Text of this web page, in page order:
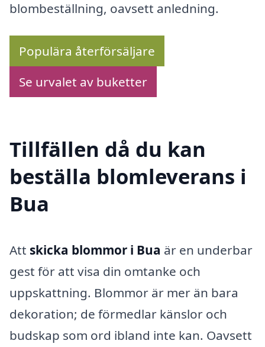
blombeställning, oavsett anledning.
Populära återförsäljare
Se urvalet av buketter
Tillfällen då du kan
beställa blomleverans i
Bua
Att skicka blommor i Bua är en underbar
gest för att visa din omtanke och
uppskattning. Blommor är mer än bara
dekoration; de förmedlar känslor och
budskap som ord ibland inte kan. Oavsett